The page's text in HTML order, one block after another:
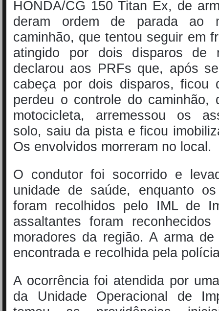
HONDA/CG 150 Titan Ex, de
deram ordem de parada ao
caminhão, que tentou seguir em
atingido por dois disparos de
declarou aos PRFs que, após
cabeça por dois disparos, ficou
perdeu o controle do caminhão,
motocicleta, arremessou os
solo, saiu da pista e ficou
Os envolvidos morreram no local.
O condutor foi socorrido e
unidade de saúde, enquanto
foram recolhidos pelo IML de
assaltantes foram
moradores da região. A arma
encontrada e recolhida pela
A ocorrência foi atendida por
da Unidade Operacional de